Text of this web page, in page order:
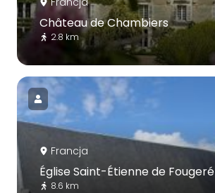
Château de Chambiers
2.8 km
Francja
Église Saint-Étienne de Fougeré
8.6 km